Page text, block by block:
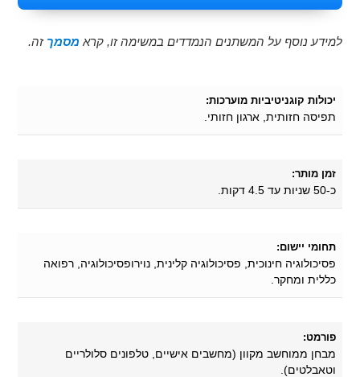
למידע נוסף על המשתנים הנמדדים במשימה זו, קרא מסמך זה.
יכולות קוגניטיביות מוערכות:
תפיסה חזותית, ארגון חזותי.
זמן מותר:
כ-50 שניות עד 4.5 דקות.
תחומי יישום:
פסיכולוגיה חינוכית, פסיכולוגיה קלינית, נוירופסיכולוגיה, רפואה
כללית ומחקר.
פורמט:
מבחן ממוחשב מקוון (מחשבים אישיים, טלפונים סלולריים
וטאבלטים).